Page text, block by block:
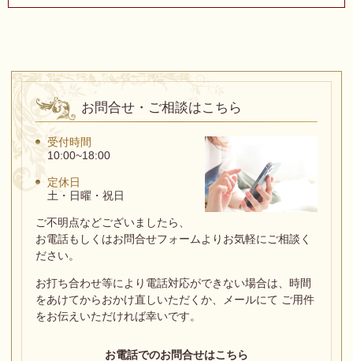
お問合せ・ご相談はこちら
受付時間
10:00~18:00
定休日
土・日曜・祝日
ご不明点などございましたら、
お電話もしくはお問合せフォームよりお気軽にご相談く
ださい。
お打ち合わせ等により電話対応ができない場合は、
時間
をあけてからおかけ直しいただくか、メールにて ご用件
をお伝えいただければ幸いです。
お電話でのお問合せはこちら